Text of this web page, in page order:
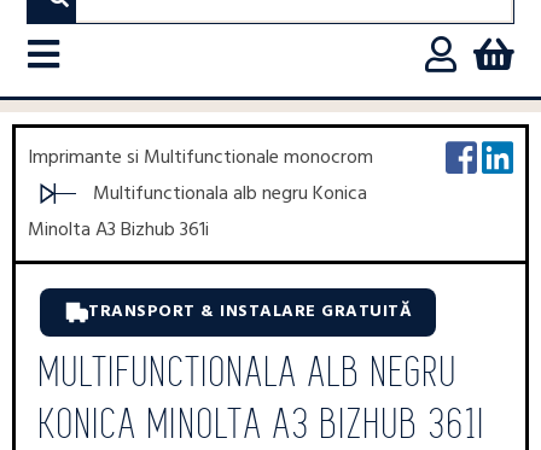
Imprimante si Multifunctionale monocrom
Multifunctionala alb negru Konica
Minolta A3 Bizhub 361i
TRANSPORT & INSTALARE GRATUITĂ
MULTIFUNCTIONALA ALB NEGRU
KONICA MINOLTA A3 BIZHUB 361I